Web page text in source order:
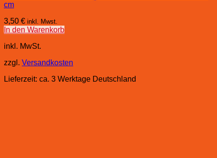
cm
3,50 € inkl. Mwst.
In den Warenkorb
inkl. MwSt.
zzgl. Versandkosten
Lieferzeit: ca. 3 Werktage Deutschland